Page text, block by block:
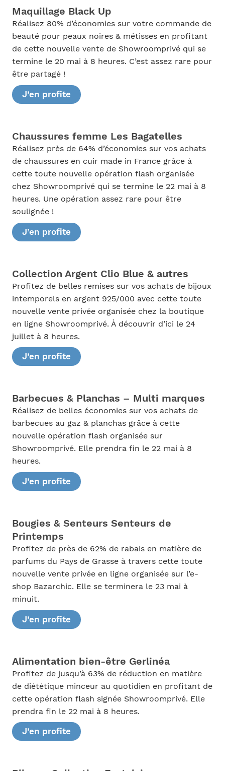
Maquillage Black Up
Réalisez 80% d’économies sur votre commande de
beauté pour peaux noires & métisses en profitant
de cette nouvelle vente de Showroomprivé qui se
termine le 20 mai à 8 heures. C’est assez rare pour
être partagé !
J’en profite
Chaussures femme Les Bagatelles
Réalisez près de 64% d’économies sur vos achats
de chaussures en cuir made in France grâce à
cette toute nouvelle opération flash organisée
chez Showroomprivé qui se termine le 22 mai à 8
heures. Une opération assez rare pour être
soulignée !
J’en profite
Collection Argent Clio Blue & autres
Profitez de belles remises sur vos achats de bijoux
intemporels en argent 925/000 avec cette toute
nouvelle vente privée organisée chez la boutique
en ligne Showroomprivé. À découvrir d’ici le 24
juillet à 8 heures.
J’en profite
Barbecues & Planchas – Multi marques
Réalisez de belles économies sur vos achats de
barbecues au gaz & planchas grâce à cette
nouvelle opération flash organisée sur
Showroomprivé. Elle prendra fin le 22 mai à 8
heures.
J’en profite
Bougies & Senteurs Senteurs de
Printemps
Profitez de près de 62% de rabais en matière de
parfums du Pays de Grasse à travers cette toute
nouvelle vente privée en ligne organisée sur l’e-
shop Bazarchic. Elle se terminera le 23 mai à
minuit.
J’en profite
Alimentation bien-être Gerlinéa
Profitez de jusqu’à 63% de réduction en matière
de diététique minceur au quotidien en profitant de
cette opération flash signée Showroomprivé. Elle
prendra fin le 22 mai à 8 heures.
J’en profite